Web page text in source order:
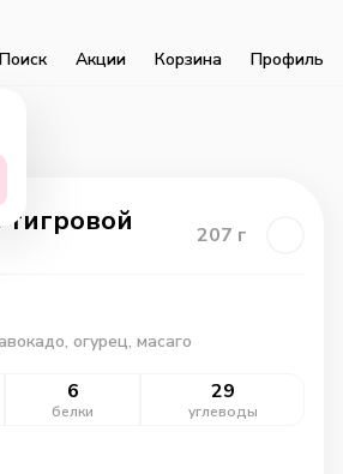
Поиск Акции Корзина Профиль
207 г
огурец, масаго
6
белки
29
углеводы